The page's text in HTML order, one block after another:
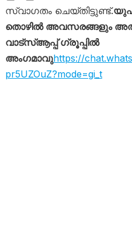
സ്വാഗതം ചെയ്തിട്ടുണ്ട്.
തൊഴിൽ അവസരങ്ങളും
വാട്സ്ആപ്പ് ഗ്രൂപ്പിൽ
അംഗമാവുhttps://
pr5UZOuZ?mode=gi_t